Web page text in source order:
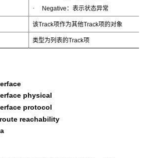
· Negative：表示状态异常
该Track项作为其他Track项的对象
类型为列表的Track项
physical
protocol
reachability